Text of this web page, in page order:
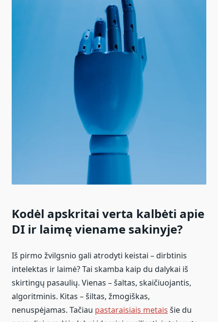
Kodėl apskritai verta kalbėti apie
DI ir laimę viename sakinyje?
Iš pirmo žvilgsnio gali atrodyti keistai – dirbtinis
intelektas ir laimė? Tai skamba kaip du dalykai iš
skirtingų pasaulių. Vienas – šaltas, skaičiuojantis,
algoritminis. Kitas – šiltas, žmogiškas,
nenuspėjamas. Tačiau pastaraisiais metais šie du